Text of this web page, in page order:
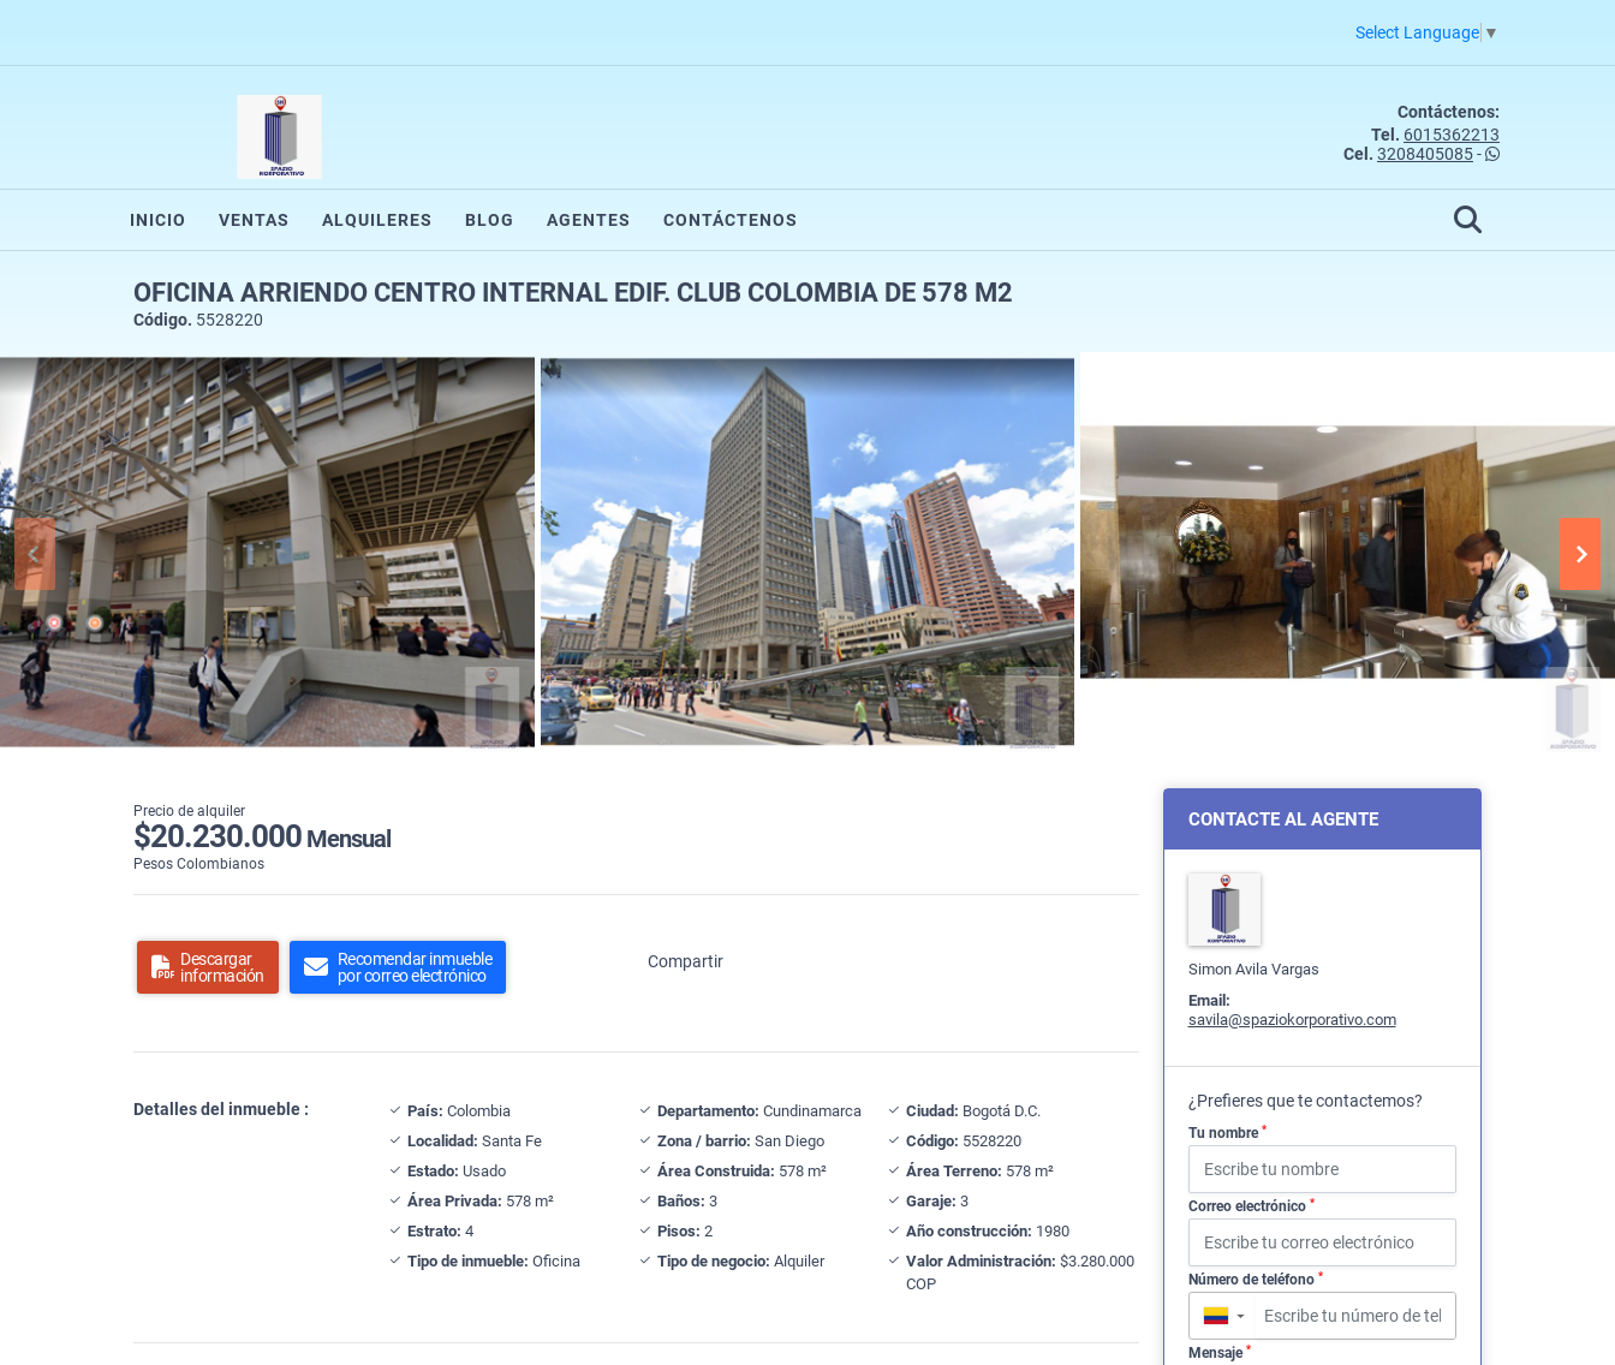
Select Language ▼
Contáctenos:
Tel. 6015362213
Cel. 3208405085-
INICIO VENTAS ALQUILERES BLOG AGENTES CONTÁCTENOS
OFICINA ARRIENDO CENTRO INTERNAL EDIF. CLUB COLOMBIA DE 578 M2
Código. 5528220
Precio de alquiler
$20.230.000 Mensual
Pesos Colombianos
Descargar
información
Recomendar inmueble
por correo electrónico
Compartir
Detalles del inmueble : País: Colombia Departamento: Cundinamarca Ciudad: Bogotá D.C.
Localidad: Santa Fe Zona / barrio: San Diego Código: 5528220
Estado: Usado Área Construida: 578 m² Área Terreno: 578 m²
Área Privada: 578 m² Baños: 3 Garaje: 3
Estrato: 4 Pisos: 2 Año construcción: 1980
Tipo de inmueble: Oficina Tipo de negocio: Alquiler Valor Administración: $3.280.000
COP
CONTACTE AL AGENTE
Simon Avila Vargas
Email:
savila@spaziokorporativo.com
¿Prefieres que te contactemos?
Tu nombre *
Correo electrónico *
Número de teléfono *
▼
Mensaje *